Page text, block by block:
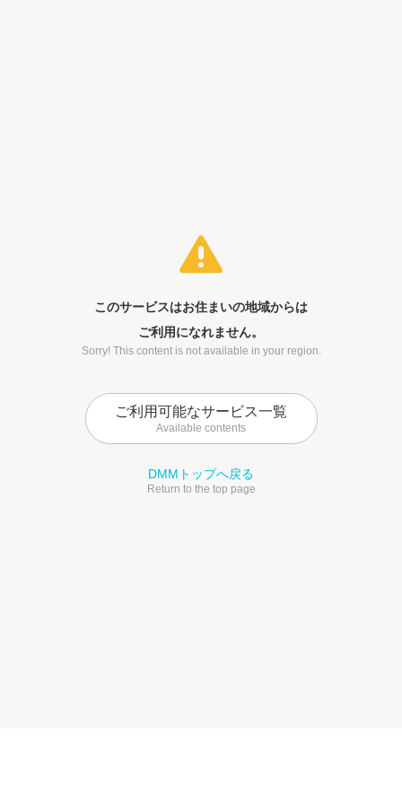
このサービスはお住まいの地域からは
ご利用になれません。
Sorry! This content is not available in your region.
ご利用可能なサービス一覧
Available contents
DMMトップへ戻る
Return to the top page